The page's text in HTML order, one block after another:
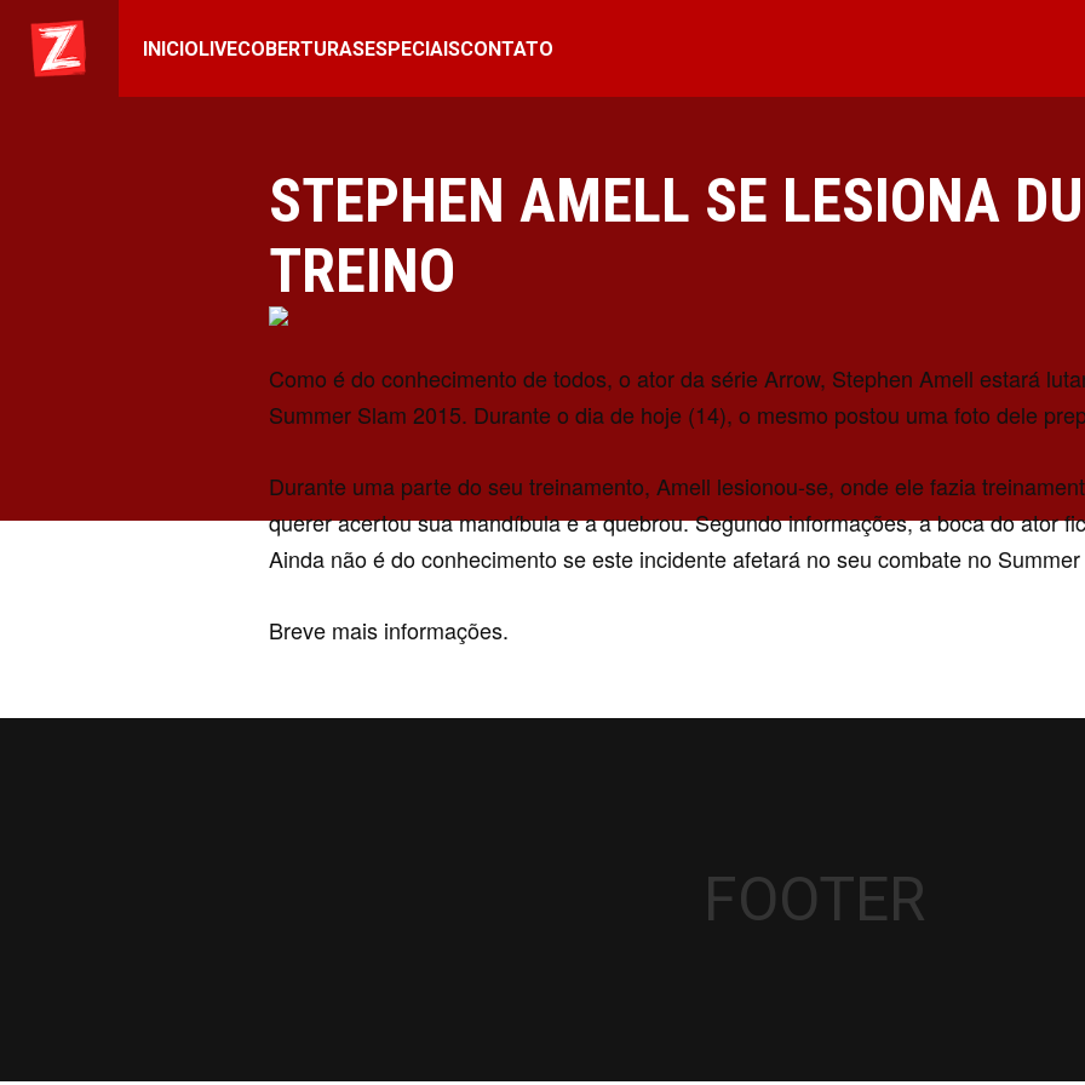
INICIOLIVECOBERTURASESPECIAISCONTATO
STEPHEN AMELL SE LESIONA
TREINO
Como é do conhecimento de todos, o ator da série Arrow, Stephen Amell estará
Summer Slam 2015. Durante o dia de hoje (14), o mesmo postou uma foto dele
Durante uma parte do seu treinamento, Amell lesionou-se, onde ele fazia
querer acertou sua mandíbula e a quebrou. Segundo informações, a boca do ator
Ainda não é do conhecimento se este incidente afetará no seu combate no
Breve mais informações.
FOOTER